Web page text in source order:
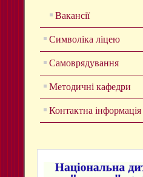
Вакансії
Символіка ліцею
Самоврядування
Методичні кафедри
Контактна інформація